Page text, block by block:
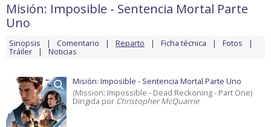
Misión: Imposible - Sentencia Mortal Parte
Uno
Sinopsis Comentario Reparto Ficha técnica Fotos
Tráiler Noticias
Misión: Imposible - Sentencia Mortal Parte Uno
(Mission: Impossible - Dead Reckoning - Part One)
Dirigida porChristopher McQuarrie